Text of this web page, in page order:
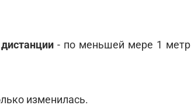
- по меньшей мере 1 метр
изменилась.